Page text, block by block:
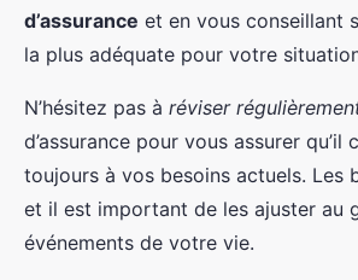
d’assurance et en vous conseillant
la plus adéquate pour votre
N’hésitez pas à réviser
d’assurance pour vous assurer qu’il
toujours à vos besoins actuels. Les
et il est important de les ajuster au
événements de votre vie.